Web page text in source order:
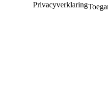
Privacyverklaring